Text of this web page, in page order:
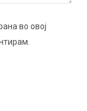
во овој